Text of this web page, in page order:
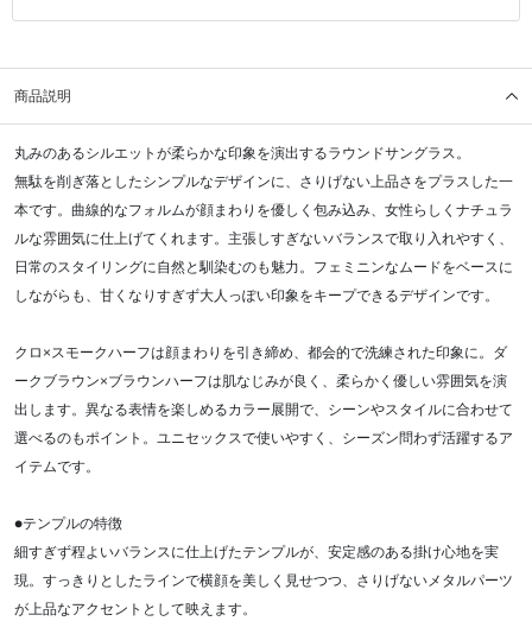
商品説明
丸みのあるシルエットが柔らかな印象を演出するラウンドサングラス。
無駄を削ぎ落としたシンプルなデザインに、さりげない上品さをプラスした一
本です。曲線的なフォルムが顔まわりを優しく包み込み、女性らしくナチュラ
ルな雰囲気に仕上げてくれます。主張しすぎないバランスで取り入れやすく、
日常のスタイリングに自然と馴染むのも魅力。フェミニンなムードをベースに
しながらも、甘くなりすぎず大人っぽい印象をキープできるデザインです。
クロ×スモークハーフは顔まわりを引き締め、都会的で洗練された印象に。ダ
ークブラウン×ブラウンハーフは肌なじみが良く、柔らかく優しい雰囲気を演
出します。異なる表情を楽しめるカラー展開で、シーンやスタイルに合わせて
選べるのもポイント。ユニセックスで使いやすく、シーズン問わず活躍するア
イテムです。
●テンプルの特徴
細すぎず程よいバランスに仕上げたテンプルが、安定感のある掛け心地を実
現。すっきりとしたラインで横顔を美しく見せつつ、さりげないメタルパーツ
が上品なアクセントとして映えます。